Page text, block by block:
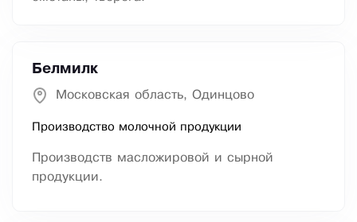
Белмилк
Московская область, Одинцово
Производство молочной продукции
Производств масложировой и сырной
продукции.